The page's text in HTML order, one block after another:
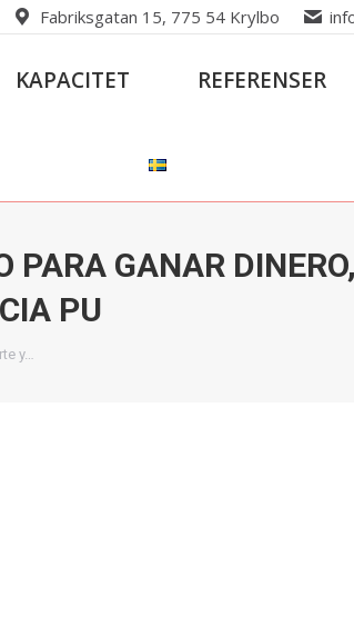
Fabriksgatan 15, 775 54 Krylbo
KAPACITET REFERENSER
GANAR
PU
y…